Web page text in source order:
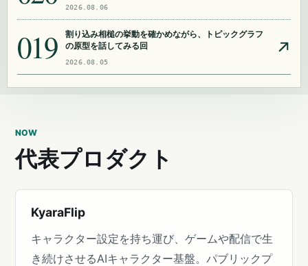
2026.08.06
019
割り込み相槌の挙動を確かめながら、トピックグラフ
の原型を話してみる回
2026.08.05
NOW
代表プロダクト
KyaraFlip
キャラクター設定を持ち運び、ゲームや配信で生
き続けさせるAIキャラクター基盤。パブリックプ